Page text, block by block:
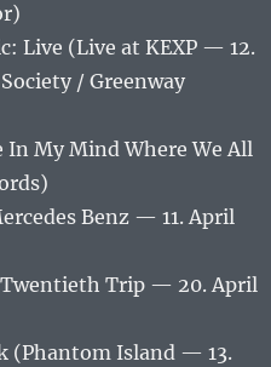
Live (Live at KEXP — 12.
/ Greenway
In My Mind Where We All
Benz — 11. April
Twentieth Trip — 20. April
(Phantom Island — 13.